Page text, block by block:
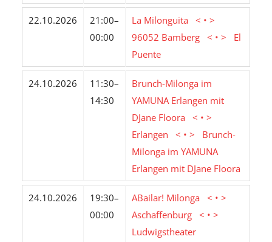
22.10.2026
21:00–
00:00
La Milonguita < • >
96052 Bamberg < • > El
Puente
24.10.2026
11:30–
14:30
Brunch-Milonga im
YAMUNA Erlangen mit
DJane Floora < • >
Erlangen < • > Brunch-
Milonga im YAMUNA
Erlangen mit DJane Floora
24.10.2026
19:30–
00:00
ABailar! Milonga < • >
Aschaffenburg < • >
Ludwigstheater